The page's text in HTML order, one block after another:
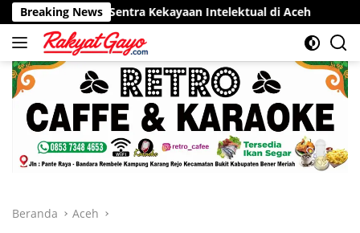
Langsung
ke
konten
Breaking News
Sentra Kekayaan Intelektual di Aceh RSUD
Beranda Aceh